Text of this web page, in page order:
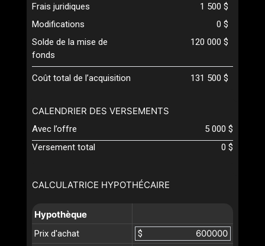
CALCULATRICE HYPOTHÉCAIRE
Hypothèque
Prix d'achat
$
Frais juridiques
1 500 $
Modifications
0 $
Solde de la mise de
fonds
120 000 $
Coût total de l’acquisition 131 500 $
CALENDRIER DES VERSEMENTS
Avec l’offre
5 000 $
Versement total
0 $